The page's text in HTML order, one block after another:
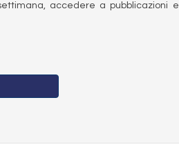
accedere a pubblicazioni e